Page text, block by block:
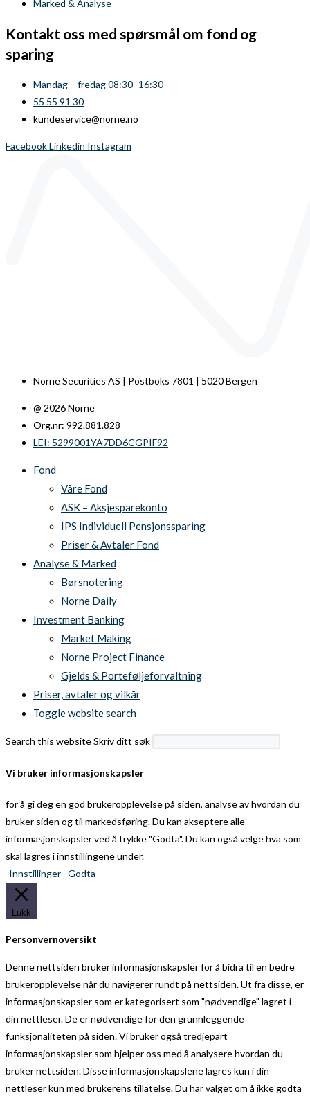
Marked & Analyse
Kontakt oss med spørsmål om fond og
sparing
Mandag – fredag 08:30 -16:30
55 55 91 30
kundeservice@norne.no
FacebookLinkedin Instagram
Norne Securities AS | Postboks 7801 | 5020 Bergen
@ 2026 Norne
Org.nr: 992.881.828
LEI: 5299001YA7DD6CGPIF92
Fond
Våre Fond
ASK – Aksjesparekonto
IPS Individuell Pensjonssparing
Priser & Avtaler Fond
Analyse & Marked
Børsnotering
Norne Daily
Investment Banking
Market Making
Norne Project Finance
Gjelds & Porteføljeforvaltning
Priser, avtaler og vilkår
Toggle website search
Search this websiteSkriv ditt søk
Vi bruker informasjonskapsler
for å gi deg en god brukeropplevelse på siden, analyse av hvordan du
bruker siden og til markedsføring. Du kan akseptere alle
informasjonskapsler ved å trykke "Godta". Du kan også velge hva som
skal lagres i innstillingene under.
Innstillinger Godta
Lukk
Personvernoversikt
Denne nettsiden bruker informasjonskapsler for å bidra til en bedre
brukeropplevelse når du navigerer rundt på nettsiden. Ut fra disse, er
informasjonskapsler som er kategorisert som "nødvendige" lagret i
din nettleser. De er nødvendige for den grunnleggende
funksjonaliteten på siden. Vi bruker også tredjepart
informasjonskapsler som hjelper oss med å analysere hvordan du
bruker nettsiden. Disse informasjonskapslene lagres kun i din
nettleser kun med brukerens tillatelse. Du har valget om å ikke godta